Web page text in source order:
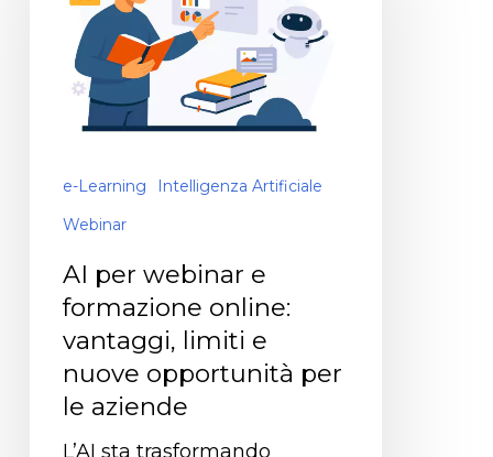
e-Learning
Intelligenza Artificiale
Webinar
AI per webinar e
formazione online:
vantaggi, limiti e
nuove opportunità per
le aziende
L’AI sta trasformando